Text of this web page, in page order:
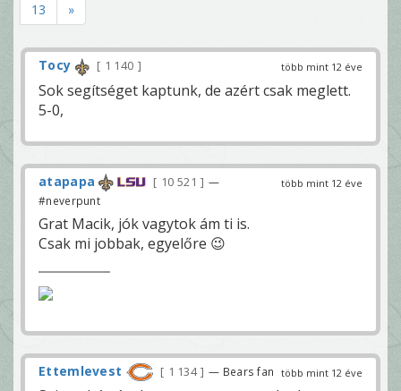
13
»
több mint 12 éve
Tocy 1 140
Sok segítséget kaptunk, de azért csak meglett.
5-0,
több mint 12 éve
atapapa 10 521
—
#neverpunt
Grat Macik, jók vagytok ám ti is.
Csak mi jobbak, egyelőre 😉
több mint 12 éve
Ettemlevest 1 134 — Bears fan